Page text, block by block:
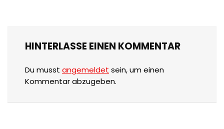
HINTERLASSE EINEN KOMMENTAR
Du musst angemeldet sein, um einen
Kommentar abzugeben.